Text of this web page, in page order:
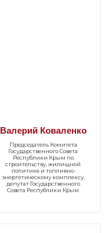
Валерий Коваленко
Председатель Комитета
Государственного Совета
Республики Крым по
строительству, жилищной
политике и топливно-
энергетическому комплексу,
депутат Государственного
Совета Республики Крым